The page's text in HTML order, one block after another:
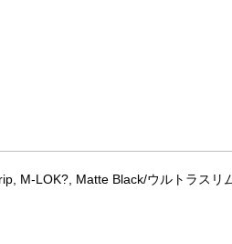
M-LOK?, Matte Black/ウルトラスリ